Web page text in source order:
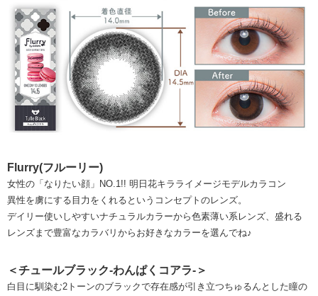
Flurry(フルーリー)
女性の「なりたい顔」NO.1!! 明日花キラライメージモデルカラコン
異性を虜にする目力をくれるというコンセプトのレンズ。
デイリー使いしやすいナチュラルカラーから色素薄い系レンズ、盛れる
レンズまで豊富なカラバリからお好きなカラーを選んでね♪
＜チュールブラック-わんぱくコアラ-＞
白目に馴染む2トーンのブラックで存在感が引き立つちゅるんとした瞳の